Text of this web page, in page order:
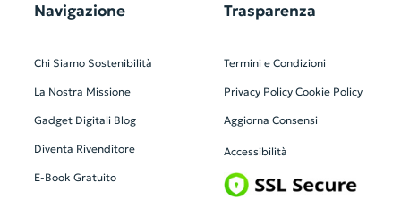
Navigazione
Chi Siamo Sostenibilità
La Nostra Missione
Gadget Digitali Blog
Diventa Rivenditore
E-Book Gratuito
Trasparenza
Termini e Condizioni
Privacy Policy Cookie Policy
Aggiorna Consensi
Accessibilità